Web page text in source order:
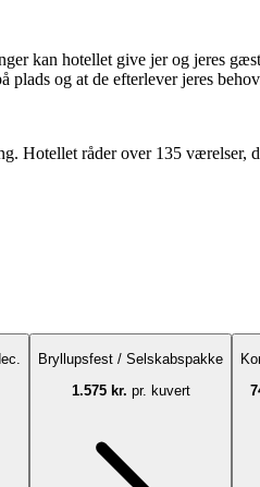
kan hotellet give jer og jeres
plads og at de efterlever jeres
Hotellet råder over 135
Bryllupsfest / Selskabspakke
1.575 kr. pr. kuvert